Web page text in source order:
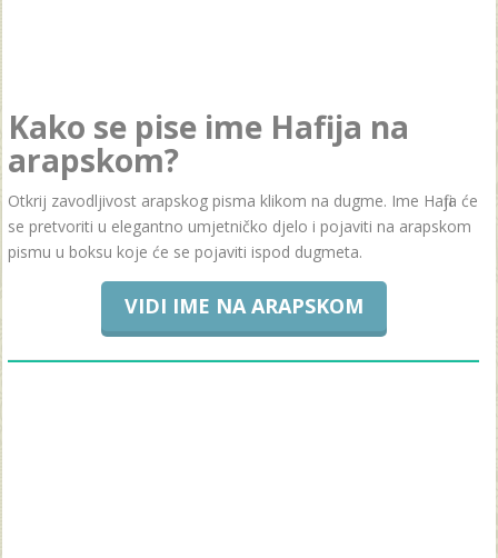
Kako se pise ime Hafija na
arapskom?
Otkrij zavodljivost arapskog pisma klikom na dugme. Ime Hafija će
se pretvoriti u elegantno umjetničko djelo i pojaviti na arapskom
pismu u boksu koje će se pojaviti ispod dugmeta.
VIDI IME NA ARAPSKOM